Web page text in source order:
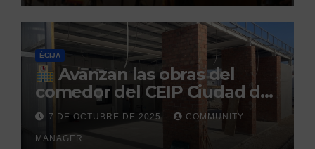
ÉCIJA
Avanzan las obras del
comedor del CEIP Ciudad del
Sol: su finalización está
prevista para finales de 2025
7 DE OCTUBRE DE 2025 COMMUNITY
MANAGER